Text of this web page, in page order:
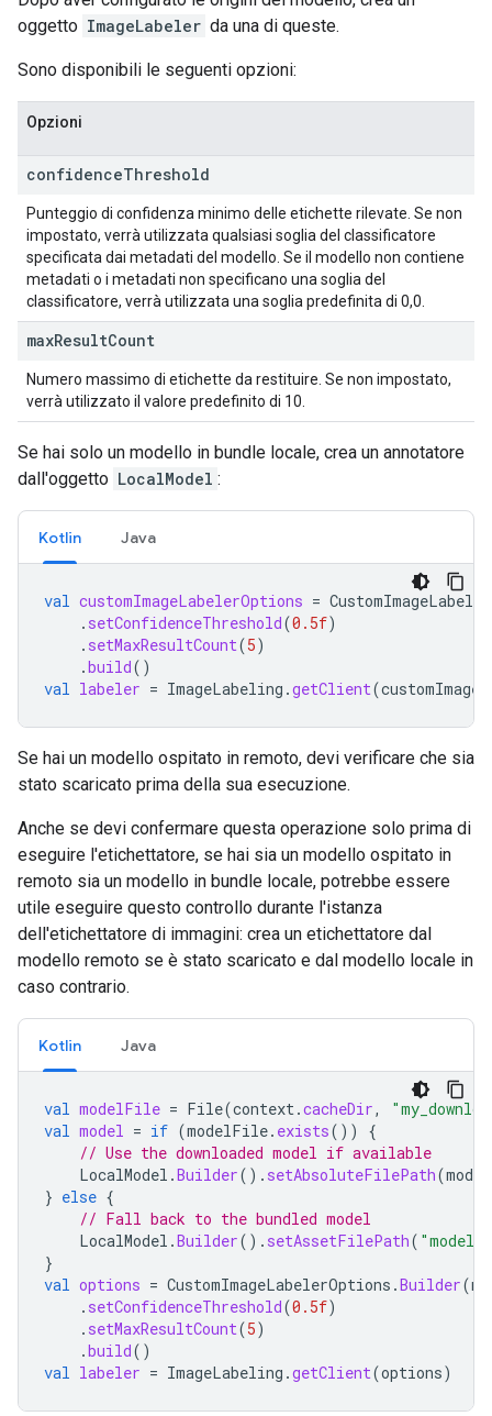
oggetto ImageLabeler da una di queste.
Sono disponibili le seguenti opzioni:
Opzioni
confidenceThreshold
Punteggio di confidenza minimo delle etichette rilevate. Se non
impostato, verrà utilizzata qualsiasi soglia del classificatore
specificata dai metadati del modello. Se il modello non contiene
metadati o i metadati non specificano una soglia del
classificatore, verrà utilizzata una soglia predefinita di 0,0.
maxResultCount
Numero massimo di etichette da restituire. Se non impostato,
verrà utilizzato il valore predefinito di 10.
Se hai solo un modello in bundle locale, crea un annotatore
dall'oggetto LocalModel :
Kotlin Java
val customImageLabelerOptions =
. setConfidenceThreshold(0.5f)
. setMaxResultCount(5)
.build()
val labeler = ImageLabeling .getClient(
Se hai un modello ospitato in remoto, devi verificare che sia
stato scaricato prima della sua esecuzione.
Anche se devi confermare questa operazione solo prima di
eseguire l'etichettatore, se hai sia un modello ospitato in
remoto sia un modello in bundle locale, potrebbe essere
utile eseguire questo controllo durante l'istanza
dell'etichettatore di immagini: crea un etichettatore dal
modello remoto se è stato scaricato e dal modello locale in
caso contrario.
Kotlin Java
val modelFile = File(context.cacheDir,
val model = if (modelFile. exists())
{
// Use the downloaded model if available
LocalModel .Builder(). setAbsoluteFilePath(
} else {
// Fall back to the bundled model
LocalModel .Builder(). setAssetFilePath(
}
val options = CustomImageLabelerOptions .Builder(
. setConfidenceThreshold(0.5f)
. setMaxResultCount(5)
.build()
val labeler = ImageLabeling .getClient(options)